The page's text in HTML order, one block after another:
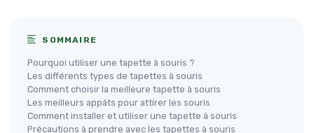
SOMMAIRE
Pourquoi utiliser une tapette à souris ?
Les différents types de tapettes à souris
Comment choisir la meilleure tapette à souris
Les meilleurs appâts pour attirer les souris
Comment installer et utiliser une tapette à souris
Précautions à prendre avec les tapettes à souris